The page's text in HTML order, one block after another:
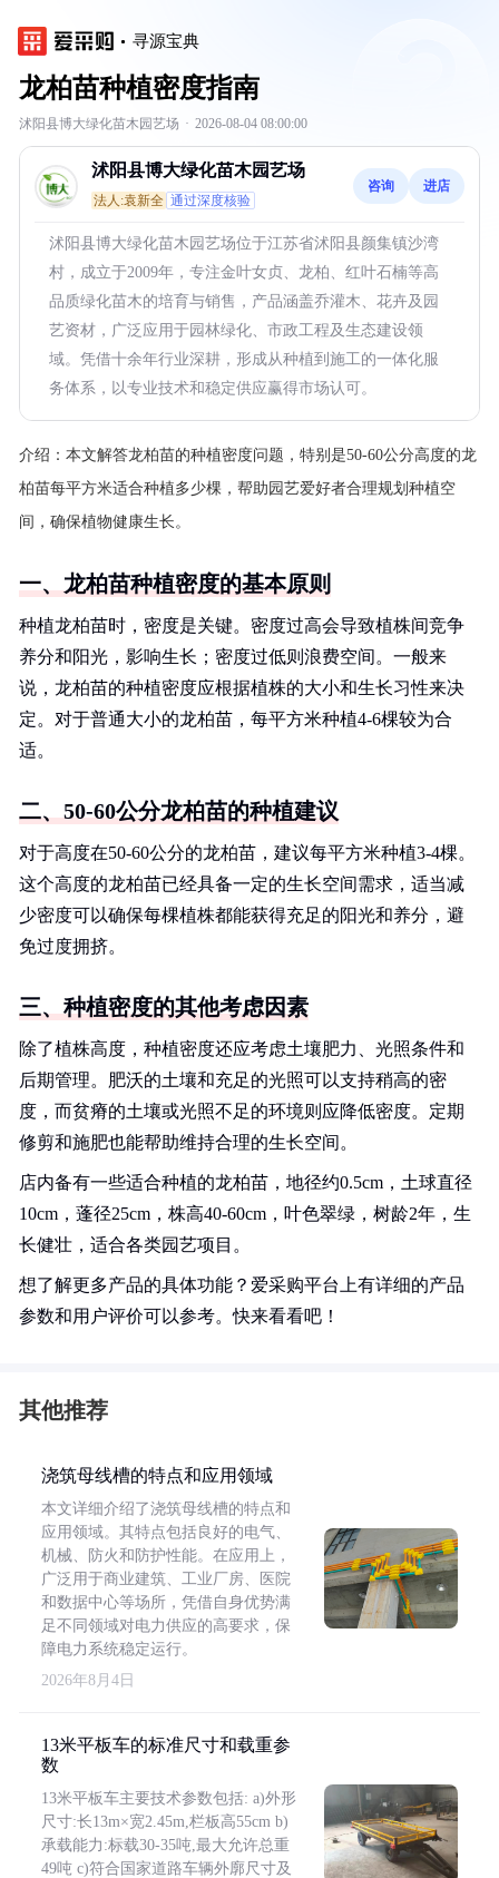
寻源宝典
龙柏苗种植密度指南
沭阳县博大绿化苗木园艺场 · 2026-08-04 08:00:00
沭阳县博大绿化苗木园艺场
法人:袁新全 通过深度核验
咨询 进店
沭阳县博大绿化苗木园艺场位于江苏省沭阳县颜集镇沙湾
村，成立于2009年，专注金叶女贞、龙柏、红叶石楠等高
品质绿化苗木的培育与销售，产品涵盖乔灌木、花卉及园
艺资材，广泛应用于园林绿化、市政工程及生态建设领
域。凭借十余年行业深耕，形成从种植到施工的一体化服
务体系，以专业技术和稳定供应赢得市场认可。
介绍： 本文解答龙柏苗的种植密度问题，特别是50-60公分高度的龙
柏苗每平方米适合种植多少棵，帮助园艺爱好者合理规划种植空
间，确保植物健康生长。
一、龙柏苗种植密度的基本原则
种植龙柏苗时，密度是关键。密度过高会导致植株间竞争
养分和阳光，影响生长；密度过低则浪费空间。一般来
说，龙柏苗的种植密度应根据植株的大小和生长习性来决
定。对于普通大小的龙柏苗，每平方米种植4-6棵较为合
适。
二、50-60公分龙柏苗的种植建议
对于高度在50-60公分的龙柏苗，建议每平方米种植3-4棵。
这个高度的龙柏苗已经具备一定的生长空间需求，适当减
少密度可以确保每棵植株都能获得充足的阳光和养分，避
免过度拥挤。
三、种植密度的其他考虑因素
除了植株高度，种植密度还应考虑土壤肥力、光照条件和
后期管理。肥沃的土壤和充足的光照可以支持稍高的密
度，而贫瘠的土壤或光照不足的环境则应降低密度。定期
修剪和施肥也能帮助维持合理的生长空间。
店内备有一些适合种植的龙柏苗，地径约0.5cm，土球直径
10cm，蓬径25cm，株高40-60cm，叶色翠绿，树龄2年，生
长健壮，适合各类园艺项目。
想了解更多产品的具体功能？爱采购平台上有详细的产品
参数和用户评价可以参考。快来看看吧！
其他推荐
浇筑母线槽的特点和应用领域
本文详细介绍了浇筑母线槽的特点和
应用领域。其特点包括良好的电气、
机械、防火和防护性能。在应用上，
广泛用于商业建筑、工业厂房、医院
和数据中心等场所，凭借自身优势满
足不同领域对电力供应的高要求，保
障电力系统稳定运行。
2026年8月4日
13米平板车的标准尺寸和载重参
数
13米平板车主要技术参数包括: a)外形
尺寸:长13m×宽2.45m,栏板高55cm b)
承载能力:标载30-35吨,最大允许总重
49吨 c)符合国家道路车辆外廓尺寸及